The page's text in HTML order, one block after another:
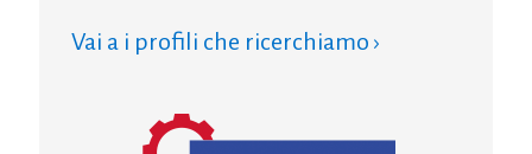
Vai a i profili che ricerchiamo ›